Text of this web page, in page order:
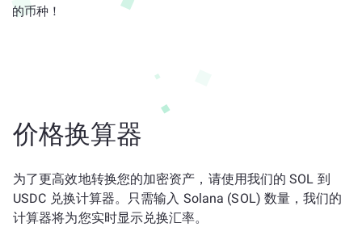
的币种！
价格换算器
为了更高效地转换您的加密资产，请使用我们的 SOL 到
USDC 兑换计算器。只需输入 Solana (SOL) 数量，我们的
计算器将为您实时显示兑换汇率。